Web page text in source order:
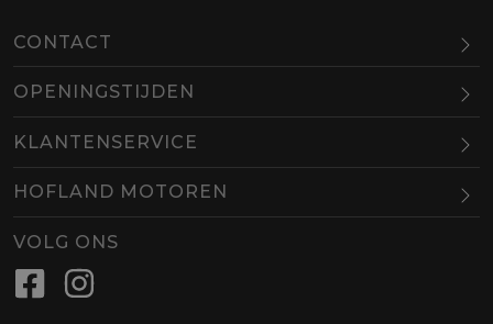
CONTACT
BEL EMAIL
OPENINGSTIJDEN
Maandag
Dinsdag
10.00-18.00
Woensdag
Donderdag
Vrijdag
KLANTENSERVICE
HOFLAND MOTOREN
VOLG ONS